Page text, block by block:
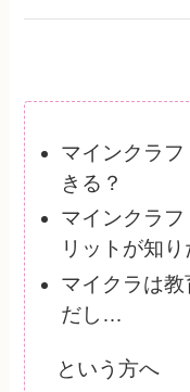
マインクラ
きる？
マインクラ
リットが知り
マイクラは
だし…
という方へ